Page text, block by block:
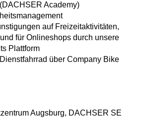
Academy)
auf Freizeitaktivitäten,
für Onlineshops durch unsere
Plattform
über Company Bike
Augsburg, DACHSER SE